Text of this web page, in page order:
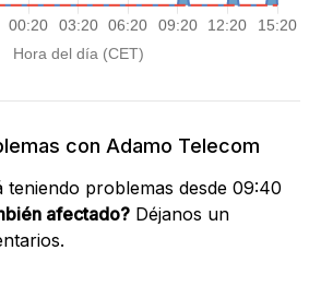
con Adamo Telecom
teniendo problemas desde 09:40
afectado? Déjanos un